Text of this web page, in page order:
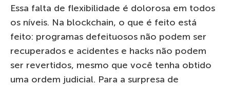
Essa falta de flexibilidade é dolorosa em todos
os níveis. Na blockchain, o que é feito está
feito: programas defeituosos não podem ser
recuperados e acidentes e hacks não podem
ser revertidos, mesmo que você tenha obtido
uma ordem judicial. Para a surpresa de